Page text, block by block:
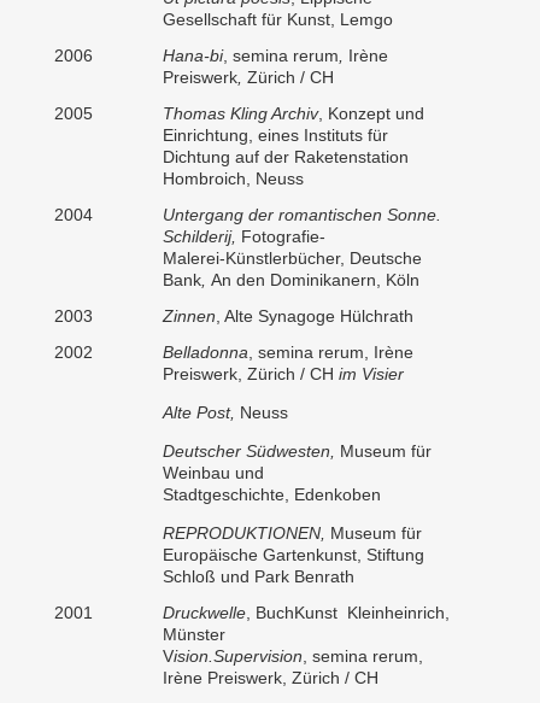
Gesellschaft für Kunst, Lemgo
2006
Hana-bi, semina rerum
Irène
Preiswerk, Zürich / CH
2005
Thomas Kling Archiv, Konzept und
Einrichtung, eines Instituts für
Dichtung auf der Raketenstation
Hombroich, Neuss
2004
Untergang der romantischen Sonne.
Schilderij, Fotografie-
Malerei-Künstlerbücher, Deutsche
Bank, An den Dominikanern, Köln
2003
Zinnen , Alte Synagoge Hülchrath
2002
Belladonna , semina rerum, Irène
Preiswerk, Zürich / CH im Visier
Alte Post, Neuss
Deutscher Südwesten
Museum für
Weinbau und
Stadtgeschichte, Edenkoben
REPRODUKTIONEN, Museum für
Europäische Gartenkunst, Stiftung
Schloß und Park Benrath
2001
Druckwelle, BuchKunst Kleinheinrich,
Münster
Vision.Supervision , semina rerum,
Irène Preiswerk, Zürich / CH